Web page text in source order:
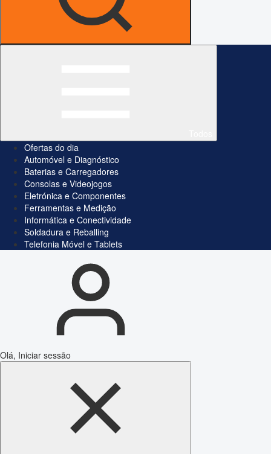
Ofertas do dia
Automóvel e Diagnóstico
Baterias e Carregadores
Consolas e Videojogos
Eletrónica e Componentes
Ferramentas e Medição
Informática e Conectividade
Soldadura e Reballing
Telefonia Móvel e Tablets
Olá, Iniciar sessão